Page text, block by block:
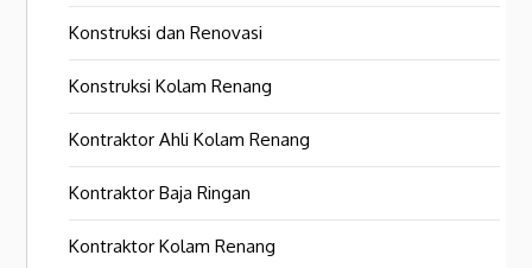
Konstruksi dan Renovasi
Konstruksi Kolam Renang
Kontraktor Ahli Kolam Renang
Kontraktor Baja Ringan
Kontraktor Kolam Renang